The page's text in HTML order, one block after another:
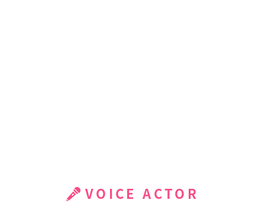
VOICE ACTOR